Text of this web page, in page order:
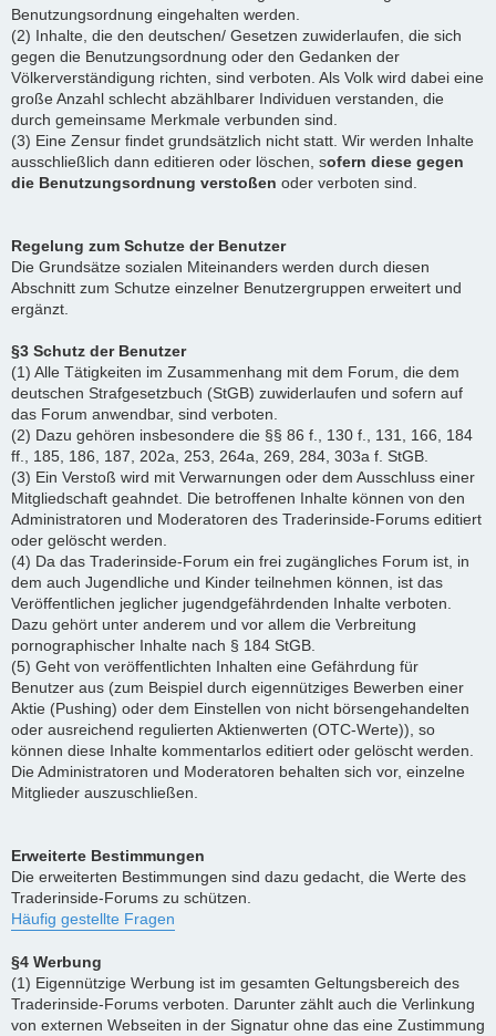
Benutzungsordnung eingehalten werden.
(2) Inhalte, die den deutschen/ Gesetzen zuwiderlaufen, die sich
gegen die Benutzungsordnung oder den Gedanken der
Völkerverständigung richten, sind verboten. Als Volk wird dabei eine
große Anzahl schlecht abzählbarer Individuen verstanden, die
durch gemeinsame Merkmale verbunden sind.
(3) Eine Zensur findet grundsätzlich nicht statt. Wir werden Inhalte
ausschließlich dann editieren oder löschen, sofern diese gegen
die Benutzungsordnung verstoßen oder verboten sind.
Regelung zum Schutze der Benutzer
Die Grundsätze sozialen Miteinanders werden durch diesen
Abschnitt zum Schutze einzelner Benutzergruppen erweitert und
ergänzt.
§3 Schutz der Benutzer
(1) Alle Tätigkeiten im Zusammenhang mit dem Forum, die dem
deutschen Strafgesetzbuch (StGB) zuwiderlaufen und sofern auf
das Forum anwendbar, sind verboten.
(2) Dazu gehören insbesondere die §§ 86 f., 130 f., 131, 166, 184
ff., 185, 186, 187, 202a, 253, 264a, 269, 284, 303a f. StGB.
(3) Ein Verstoß wird mit Verwarnungen oder dem Ausschluss einer
Mitgliedschaft geahndet. Die betroffenen Inhalte können von den
Administratoren und Moderatoren des Traderinside-Forums editiert
oder gelöscht werden.
(4) Da das Traderinside-Forum ein frei zugängliches Forum ist, in
dem auch Jugendliche und Kinder teilnehmen können, ist das
Veröffentlichen jeglicher jugendgefährdenden Inhalte verboten.
Dazu gehört unter anderem und vor allem die Verbreitung
pornographischer Inhalte nach § 184 StGB.
(5) Geht von veröffentlichten Inhalten eine Gefährdung für
Benutzer aus (zum Beispiel durch eigennütziges Bewerben einer
Aktie (Pushing) oder dem Einstellen von nicht börsengehandelten
oder ausreichend regulierten Aktienwerten (OTC-Werte)), so
können diese Inhalte kommentarlos editiert oder gelöscht werden.
Die Administratoren und Moderatoren behalten sich vor, einzelne
Mitglieder auszuschließen.
Erweiterte Bestimmungen
Die erweiterten Bestimmungen sind dazu gedacht, die Werte des
Traderinside-Forums zu schützen.
Häufig gestellte Fragen
§4 Werbung
(1) Eigennützige Werbung ist im gesamten Geltungsbereich des
Traderinside-Forums verboten. Darunter zählt auch die Verlinkung
von externen Webseiten in der Signatur ohne das eine Zustimmung